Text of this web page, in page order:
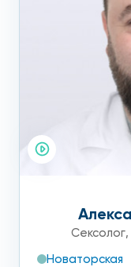
Сексолог,
Новаторская